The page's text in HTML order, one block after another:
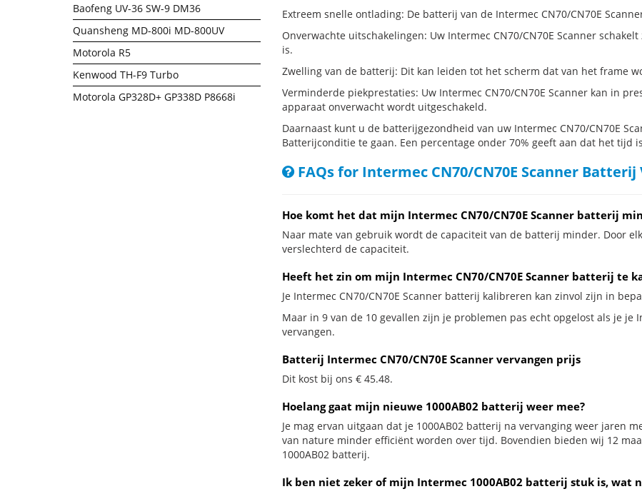
Baofeng UV-36 SW-9 DM36
Quansheng MD-800i MD-800UV
Motorola R5
Kenwood TH-F9 Turbo
Motorola GP328D+ GP338D P8668i
Extreem snelle ontlading: De batterij van de Intermec CN70/CN70E
Onverwachte uitschakelingen: Uw Intermec CN70/CN70E Scanner
is.
Zwelling van de batterij: Dit kan leiden tot het scherm dat van het frame
Verminderde piekprestaties: Uw Intermec CN70/CN70E Scanner kan in
apparaat onverwacht wordt uitgeschakeld.
Daarnaast kunt u de batterijgezondheid van uw Intermec CN70/CN70E
Batterijconditie te gaan. Een percentage onder 70% geeft aan dat het tijd
FAQs for Intermec CN70/CN70E Scanner Batterij
Hoe komt het dat mijn Intermec CN70/CN70E Scanner batterij
Naar mate van gebruik wordt de capaciteit van de batterij minder. Door
verslechterd de capaciteit.
Heeft het zin om mijn Intermec CN70/CN70E Scanner batterij te
Je Intermec CN70/CN70E Scanner batterij kalibreren kan zinvol zijn in
Maar in 9 van de 10 gevallen zijn je problemen pas echt opgelost als je je
vervangen.
Batterij Intermec CN70/CN70E Scanner vervangen prijs
Dit kost bij ons € 45.48.
Hoelang gaat mijn nieuwe 1000AB02 batterij weer mee?
Je mag ervan uitgaan dat je 1000AB02 batterij na vervanging weer jaren
van nature minder efficiënt worden over tijd. Bovendien bieden wij 12
1000AB02 batterij.
Ik ben niet zeker of mijn Intermec 1000AB02 batterij stuk is, wat